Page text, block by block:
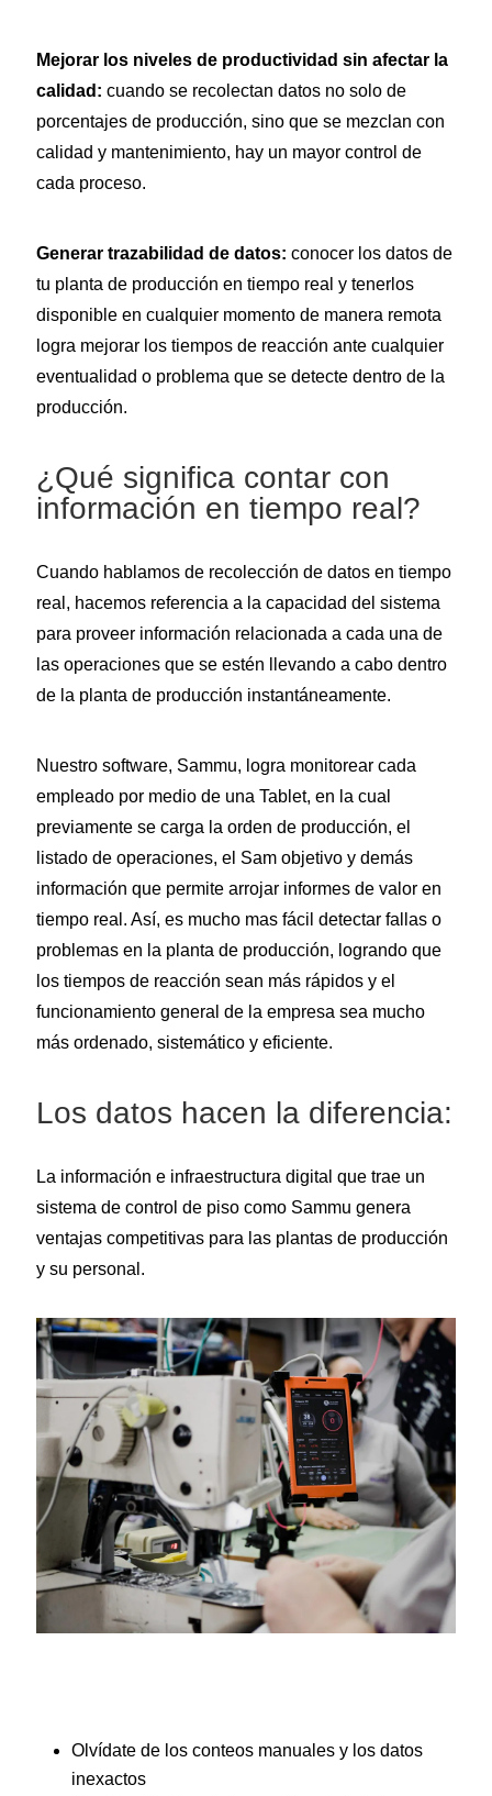
Mejorar los niveles de productividad sin afectar la
calidad: cuando se recolectan datos no solo de
porcentajes de producción, sino que se mezclan con
calidad y mantenimiento, hay un mayor control de
cada proceso.
Generar trazabilidad de datos: conocer los datos de
tu planta de producción en tiempo real y tenerlos
disponible en cualquier momento de manera remota
logra mejorar los tiempos de reacción ante cualquier
eventualidad o problema que se detecte dentro de la
producción.
¿Qué significa contar con
información en tiempo real?
Cuando hablamos de recolección de datos en tiempo
real, hacemos referencia a la capacidad del sistema
para proveer información relacionada a cada una de
las operaciones que se estén llevando a cabo dentro
de la planta de producción instantáneamente.
Nuestro software, Sammu, logra monitorear cada
empleado por medio de una Tablet, en la cual
previamente se carga la orden de producción, el
listado de operaciones, el Sam objetivo y demás
información que permite arrojar informes de valor en
tiempo real. Así, es mucho mas fácil detectar fallas o
problemas en la planta de producción, logrando que
los tiempos de reacción sean más rápidos y el
funcionamiento general de la empresa sea mucho
más ordenado, sistemático y eficiente.
Los datos hacen la diferencia:
La información e infraestructura digital que trae un
sistema de control de piso como Sammu genera
ventajas competitivas para las plantas de producción
y su personal.
Olvídate de los conteos manuales y los datos
inexactos